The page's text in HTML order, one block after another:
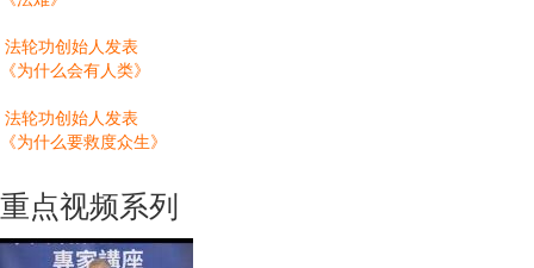
法轮功创始人发表
《为什么会有人类》
法轮功创始人发表
《为什么要救度众生》
重点视频系列